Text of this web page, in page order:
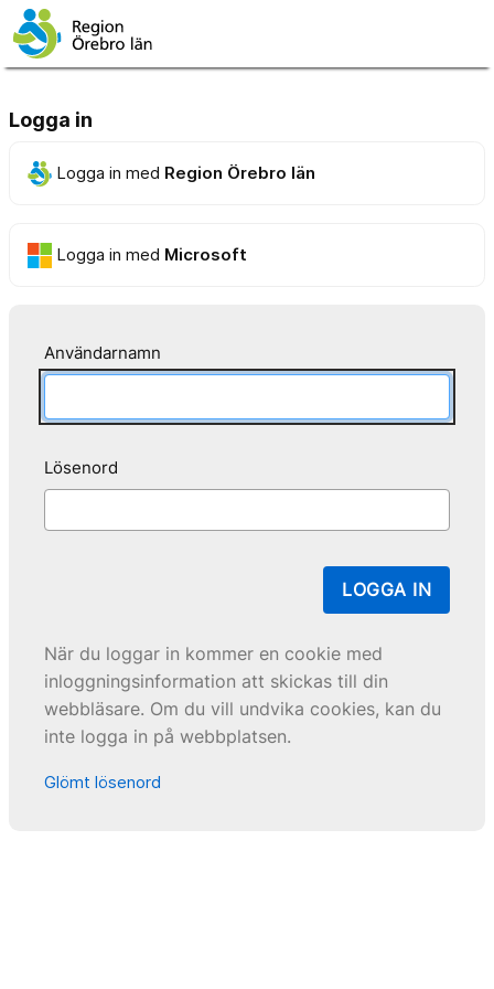
Logga in
Logga in med Region Örebro län
Logga in med Microsoft
Användarnamn
Lösenord
LOGGA IN
När du loggar in kommer en cookie med
inloggningsinformation att skickas till din
webbläsare. Om du vill undvika cookies, kan du
inte logga in på webbplatsen.
Glömt lösenord